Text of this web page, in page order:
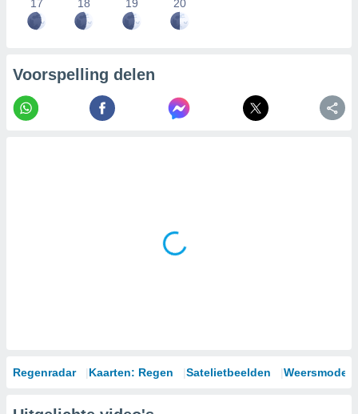
17 18 19 20
Voorspelling delen
Regenradar Kaarten: Regen Satelietbeelden